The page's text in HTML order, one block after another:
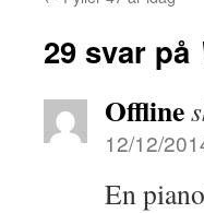
29 svar på
Offline
12/12/
En